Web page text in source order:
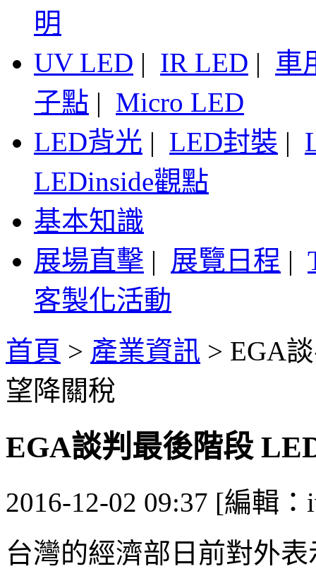
明
UV LED | IR LED | 車
子點 | Micro LED
LED背光 | LED封裝 |
LEDinside觀點
基本知識
展場直擊 | 展覽日程 |
客製化活動
首頁 > 產業資訊 > EGA
望降關稅
EGA談判最後階段
2016-12-02 09:37 [編輯：
台灣的經濟部日前對外